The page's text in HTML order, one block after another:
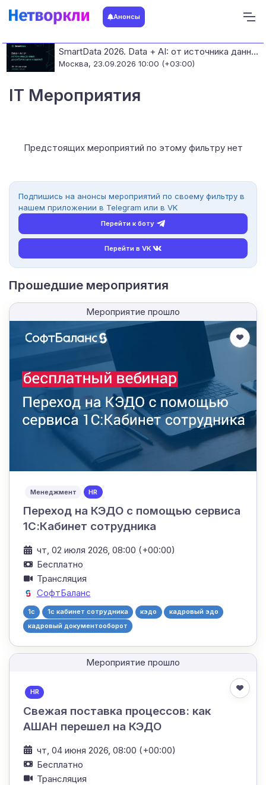
Анонсы
SmartData 2026. Data + AI: от источника данных до работающих моделей
Москва, 23.09.2026 10:00 (+03:00)
IT Мероприятия
Предстоящих мероприятий по этому фильтру нет
Подпишись на анонсы мероприятий по своему фильтру в
нашем приложении в Telegram или в VK
Перейти к боту
Перейти в VK
Прошедшие мероприятия
Мероприятие прошло
Менеджмент HR
Переход на КЭДО с помощью сервиса
1С:Кабинет сотрудника
чт, 02 июля 2026, 08:00 (+00:00)
Бесплатно
Трансляция
СофтБаланс
1c 1с кабинет сотрудника кэдо
кадровый эдо
кадровый документооборот
Мероприятие прошло
HR
Свежая поставка процессов: как
АШАН перешел на КЭДО
чт, 04 июня 2026, 08:00 (+00:00)
Бесплатно
Трансляция